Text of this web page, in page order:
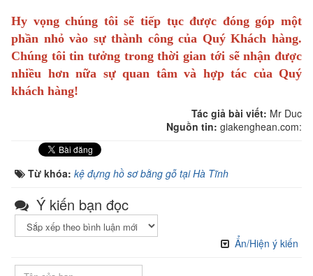
Hy vọng chúng tôi sẽ tiếp tục được đóng góp một
phần nhỏ vào sự thành công của Quý Khách hàng.
Chúng tôi tin tưởng trong thời gian tới sẽ nhận được
nhiều hơn nữa sự quan tâm và hợp tác của Quý
khách hàng!
Tác giả bài viết: Mr Duc
Nguồn tin: giakenghean.com:
Từ khóa: kệ đựng hồ sơ bằng gỗ tại Hà Tĩnh
Ý kiến bạn đọc
Ẩn/Hiện ý kiến